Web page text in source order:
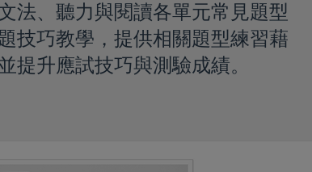
法、聽力與閱讀各單元常見題型
技巧教學，提供相關題型練習藉
提升應試技巧與測驗成績。